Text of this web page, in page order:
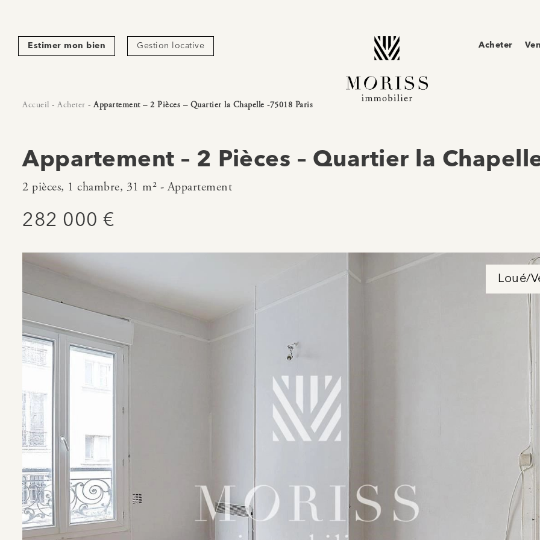
Estimer mon bien Gestion locative Acheter
Accueil - Acheter -Appartement – 2 Pièces – Quartier la Chapelle -75018 Paris
Appartement – 2 Pièces – Quartier la
2 pièces, 1 chambre, 31 m² - Appartement
282 000 €
Loué/